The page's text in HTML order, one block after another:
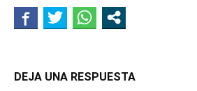
DEJA UNA RESPUESTA